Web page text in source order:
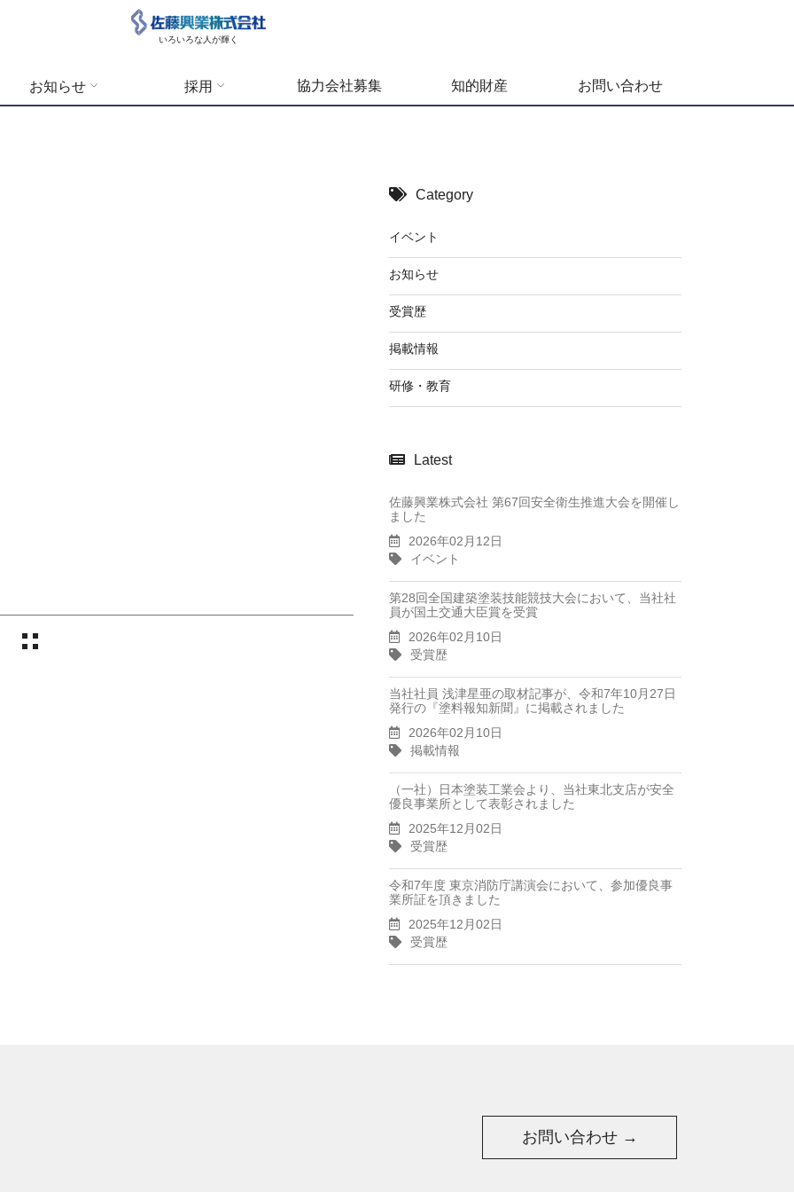
いろいろな人が輝く
お知らせ 採用 協力会社募集 知的財産 お問い合わせ
Category
イベント
お知らせ
受賞歴
掲載情報
研修・教育
Latest
佐藤興業株式会社 第67回安全衛生推進大会を開催し
ました
2026年02月12日
イベント
第28回全国建築塗装技能競技大会において、当社社
員が国土交通大臣賞を受賞
2026年02月10日
受賞歴
当社社員 浅津星亜の取材記事が、令和7年10月27日
発行の『塗料報知新聞』に掲載されました
2026年02月10日
掲載情報
（一社）日本塗装工業会より、当社東北支店が安全
優良事業所として表彰されました
2025年12月02日
受賞歴
令和7年度 東京消防庁講演会において、参加優良事
業所証を頂きました
2025年12月02日
受賞歴
お問い合わせ →